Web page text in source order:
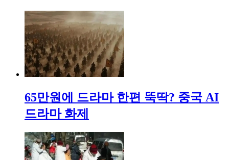
65만원에 드라마 한편 뚝딱? 중국 AI
드라마 화제